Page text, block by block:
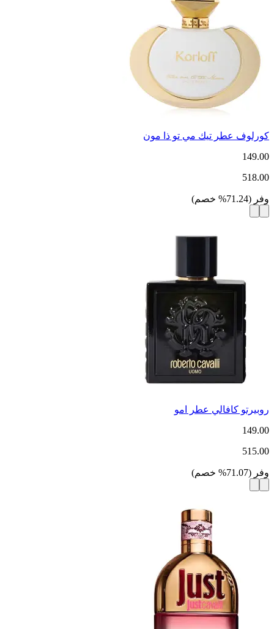
كورلوف عطر تيك مي تو ذا مون
149.00
518.00
وفر (
71.24
% خصم)
روبيرتو كافالي عطر امو
149.00
515.00
وفر (
71.07
% خصم)